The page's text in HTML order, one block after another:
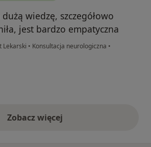
wiedzę, szczegółowo
jest bardzo empatyczna
Lekarski • Konsultacja neurologiczna •
Zobacz więcejopinie powyżej